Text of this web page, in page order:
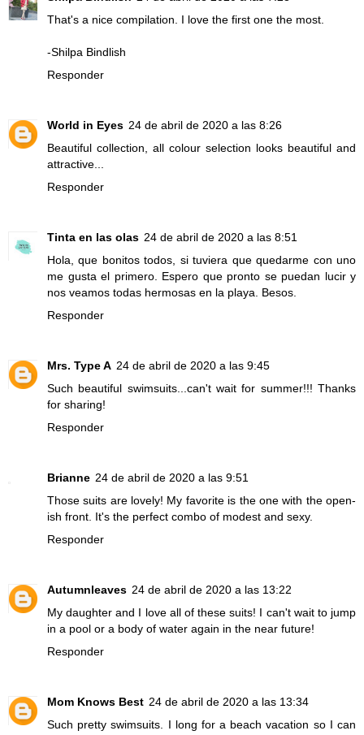
That's a nice compilation. I love the first one the most.
-Shilpa Bindlish
Responder
World in Eyes 24 de abril de 2020 a las 8:26
Beautiful collection, all colour selection looks beautiful and
attractive...
Responder
Tinta en las olas 24 de abril de 2020 a las 8:51
Hola, que bonitos todos, si tuviera que quedarme con uno
me gusta el primero. Espero que pronto se puedan lucir y
nos veamos todas hermosas en la playa. Besos.
Responder
Mrs. Type A 24 de abril de 2020 a las 9:45
Such beautiful swimsuits...can't wait for summer!!! Thanks
for sharing!
Responder
Brianne 24 de abril de 2020 a las 9:51
Those suits are lovely! My favorite is the one with the open-
ish front. It's the perfect combo of modest and sexy.
Responder
Autumnleaves 24 de abril de 2020 a las 13:22
My daughter and I love all of these suits! I can't wait to jump
in a pool or a body of water again in the near future!
Responder
Mom Knows Best 24 de abril de 2020 a las 13:34
Such pretty swimsuits. I long for a beach vacation so I can